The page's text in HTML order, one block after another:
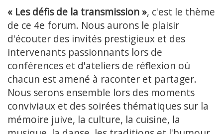
« Les défis de la transmission », c'est le thème
de ce 4e forum. Nous aurons le plaisir
d'écouter des invités prestigieux et des
intervenants passionnants lors de
conférences et d'ateliers de réflexion où
chacun est amené à raconter et partager.
Nous serons ensemble lors des moments
conviviaux et des soirées thématiques sur la
mémoire juive, la culture, la cuisine, la